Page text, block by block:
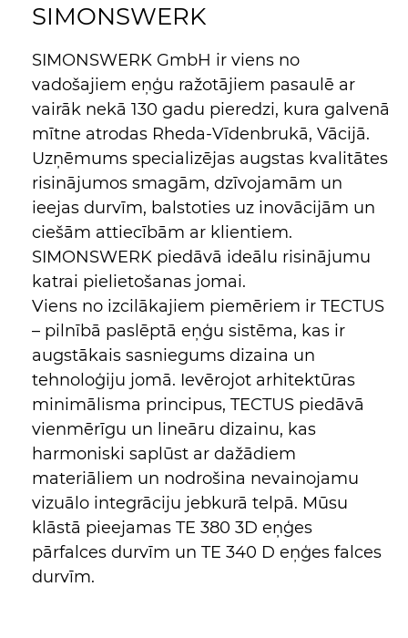
SIMONSWERK
SIMONSWERK GmbH ir viens no
vadošajiem eņģu ražotājiem pasaulē ar
vairāk nekā 130 gadu pieredzi, kura galvenā
mītne atrodas Rheda-Vīdenbrukā, Vācijā.
Uzņēmums specializējas augstas kvalitātes
risinājumos smagām, dzīvojamām un
ieejas durvīm, balstoties uz inovācijām un
ciešām attiecībām ar klientiem.
SIMONSWERK piedāvā ideālu risinājumu
katrai pielietošanas jomai.
Viens no izcilākajiem piemēriem ir TECTUS
– pilnībā paslēptā eņģu sistēma, kas ir
augstākais sasniegums dizaina un
tehnoloģiju jomā. Ievērojot arhitektūras
minimālisma principus, TECTUS piedāvā
vienmērīgu un lineāru dizainu, kas
harmoniski saplūst ar dažādiem
materiāliem un nodrošina nevainojamu
vizuālo integrāciju jebkurā telpā. Mūsu
klāstā pieejamas TE 380 3D eņģes
pārfalces durvīm un TE 340 D eņģes falces
durvīm.